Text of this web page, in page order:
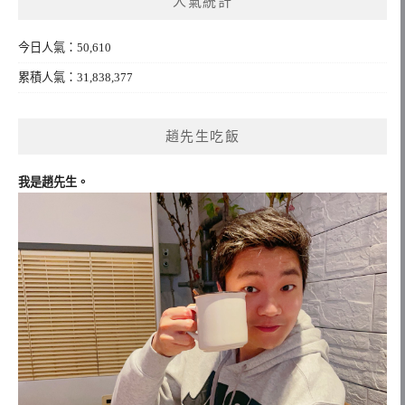
今日人氣：50,610
累積人氣：31,838,377
趙先生吃飯
我是趙先生。